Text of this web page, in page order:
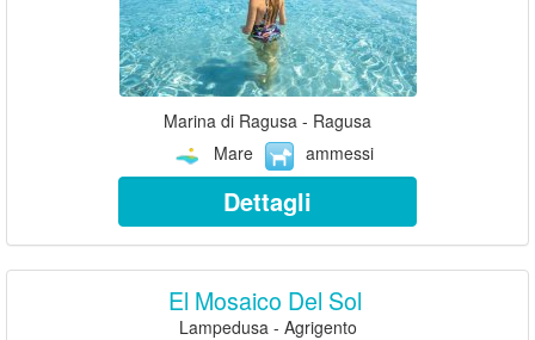
Marina di Ragusa - Ragusa
Mare
ammessi
Dettagli
El Mosaico Del Sol
Lampedusa - Agrigento